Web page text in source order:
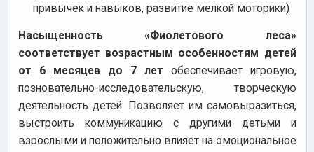
привычек и навыков, развитие мелкой моторики)
Насыщенность «Фиолетового леса»
соответствует возрастным особенностям детей
от 6 месяцев до 7 лет обеспечивает игровую,
позновательно-исследовательскую, творческую
деятельность детей. Позволяет им самовыразиться,
выстроить коммуникацию с другими детьми и
взрослыми и положительно влияет на эмоциональное